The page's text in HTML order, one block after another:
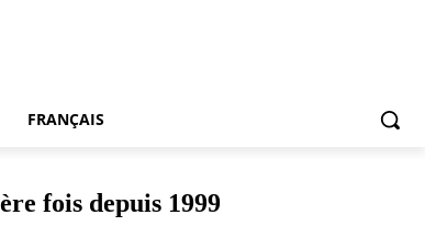
FRANÇAIS
fois depuis 1999